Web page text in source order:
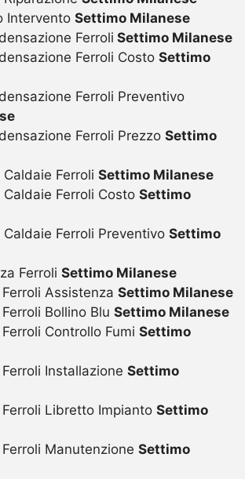
Intervento Settimo Milanese
Ferroli Settimo Milanese
Ferroli Costo Settimo
Ferroli Preventivo
Ferroli Prezzo Settimo
Ferroli Settimo Milanese
Ferroli Costo Settimo
Caldaie Ferroli Preventivo Settimo
Ferroli Settimo Milanese
Assistenza Settimo Milanese
Bollino Blu Settimo Milanese
Controllo Fumi Settimo
Installazione Settimo
Libretto Impianto Settimo
Manutenzione Settimo